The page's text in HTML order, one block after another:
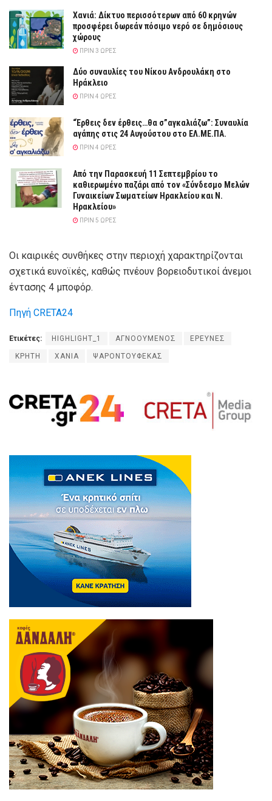
Χανιά: Δίκτυο περισσότερων από 60 κρηνών
προσφέρει δωρεάν πόσιμο νερό σε δημόσιους
χώρους
ΠΡΙΝ 3 ΏΡΕΣ
Δύο συναυλίες του Νίκου Ανδρουλάκη στο
Ηράκλειο
ΠΡΙΝ 4 ΏΡΕΣ
“Έρθεις δεν έρθεις…θα σ”αγκαλιάζω”: Συναυλία
αγάπης στις 24 Αυγούστου στο ΕΛ.ΜΕ.ΠΑ.
ΠΡΙΝ 4 ΏΡΕΣ
Από την Παρασκευή 11 Σεπτεμβρίου το
καθιερωμένο παζάρι από τον «Σύνδεσμο Μελών
Γυναικείων Σωματείων Ηρακλείου και Ν.
Ηρακλείου»
ΠΡΙΝ 5 ΏΡΕΣ
Οι καιρικές συνθήκες στην περιοχή χαρακτηρίζονται
σχετικά ευνοϊκές, καθώς πνέουν βορειοδυτικοί άνεμοι
έντασης 4 μποφόρ.
Πηγή CRETA24
Ετικέτες: HIGHLIGHT_1 ΑΓΝΟΟΥΜΕΝΟΣ ΕΡΕΥΝΕΣ
ΚΡΗΤΗ ΧΑΝΙΑ ΨΑΡΟΝΤΟΥΦΕΚΑΣ